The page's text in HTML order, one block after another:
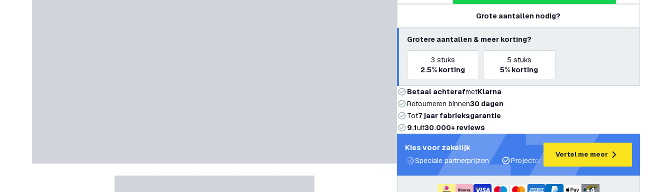
Grote aantallen nodig?
Grotere aantallen & meer korting?
3 stuks
2.5% korting
5 stuks
5% korting
Betaal achterafmetKlarna
Retourneren binnen30 dagen
Tot7 jaar fabrieksgarantie
9.1uit30.000+ reviews
Kies voor zakelijk
Speciale partnerprijzen
Projectondersteuning en lichtplannen
Vertel me meer
+4